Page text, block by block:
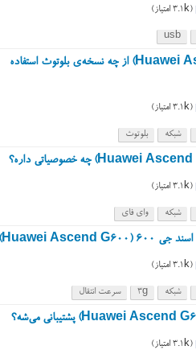
(
3.1k امتیاز)
usb
گوشی هواوی اسند جی ۶۰۰ (Huawei Ascend G600) از چه نسخه‌ی بلوتوث استفاده
(
3.1k امتیاز)
شبکه بلوتوث
(
3.1k امتیاز)
شبکه وای فای
(
3.1k امتیاز)
شبکه 3g سرعت انتقال
(
3.1k امتیاز)